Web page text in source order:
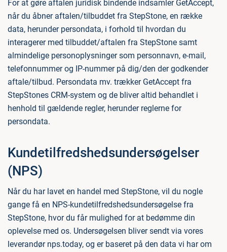
For at gøre aftalen juridisk bindende indsamler GetAccept,
når du åbner aftalen/tilbuddet fra StepStone, en række
data, herunder persondata, i forhold til hvordan du
interagerer med tilbuddet/aftalen fra StepStone samt
almindelige personoplysninger som personnavn, e-mail,
telefonnummer og IP-nummer på dig/den der godkender
aftale/tilbud. Persondata mv. trækker GetAccept fra
StepStones CRM-system og de bliver altid behandlet i
henhold til gældende regler, herunder reglerne for
persondata.
Kundetilfredshedsundersøgelser
(NPS)
Når du har lavet en handel med StepStone, vil du nogle
gange få en NPS-kundetilfredshedsundersøgelse fra
StepStone, hvor du får mulighed for at bedømme din
oplevelse med os. Undersøgelsen bliver sendt via vores
leverandør nps.today, og er baseret på den data vi har om